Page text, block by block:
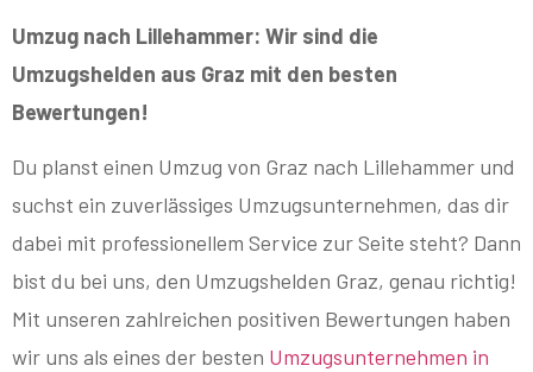
Umzug nach Lillehammer: Wir sind die
Umzugshelden aus Graz mit den besten
Bewertungen!
Du planst einen Umzug von Graz nach Lillehammer und
suchst ein zuverlässiges Umzugsunternehmen, das dir
dabei mit professionellem Service zur Seite steht? Dann
bist du bei uns, den Umzugshelden Graz, genau richtig!
Mit unseren zahlreichen positiven Bewertungen haben
wir uns als eines der besten Umzugsunternehmen in